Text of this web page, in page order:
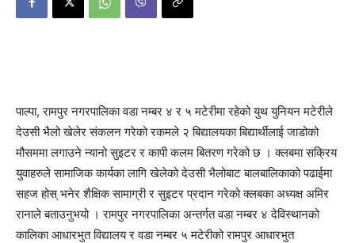
पाल्पा, रामपुर नगरपालिका वडा नम्बर ४ र ५ मटेरीमा रहेको युथ युनियन मटेरीले
देउसी भैलो खेलेर संकलन गरेको रकमले २ बिद्यालयका बिद्यार्थीलाई जाडोको
मौसममा लगाउने न्यानो सुइटर र कापी कलम बितरण गरेको छ । क्लबमा सक्रिय
युवाहरुले सामाजिक कार्यका लागि खेलेको देउसी भैलोबाट बालबालिकाको पढाईमा
सहज होस् भनेर शैक्षिक सामाग्री र सुइटर प्रदान गरेको क्लबका अध्यक्ष अमिर
रानाले बताउनुभयो । रामपुर नगरपालिका अन्तर्गत वडा नम्बर ४ देविस्थानको
कालिका आधारभुत विद्यालय र वडा नम्बर ५ मटेरीको रामपुर आधारभुत